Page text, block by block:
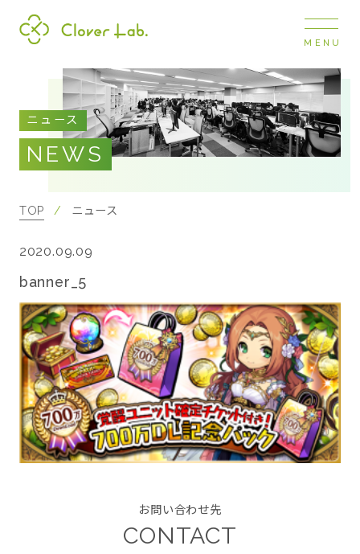
COMPANY
企業情報
ナビ
事業展開
RECRUIT
採用情報
NEWS
お知らせ
CONTACT
twitter facebook instagram
MENU
ニュース
NEWS
TOP ニュース
banner_5
2020.09.09
お問い合わせ先
CONTACT